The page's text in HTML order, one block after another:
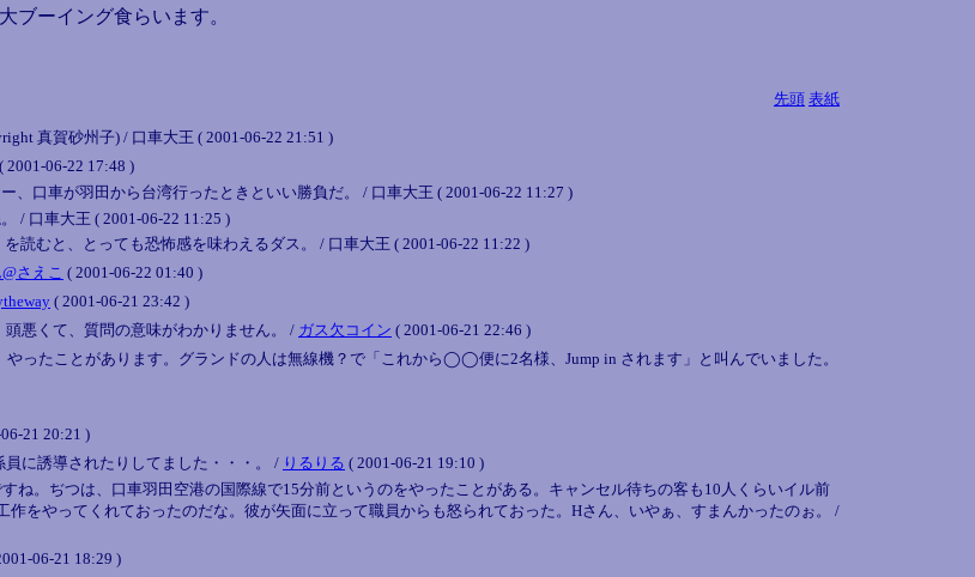
ブーイング食らいます。
先頭 表紙
真賀砂州子) / 口車大王 ( 2001-06-22 21:51 )
06-22 17:48 )
口車が羽田から台湾行ったときといい勝負だ。 / 口車大王 ( 2001-06-22 11:27 )
/ 口車大王 ( 2001-06-22 11:25 )
読むと、とっても恐怖感を味わえるダス。 / 口車大王 ( 2001-06-22 11:22 )
さえこ ( 2001-06-22 01:40 )
( 2001-06-21 23:42 )
悪くて、質問の意味がわかりません。 / ガス欠コイン ( 2001-06-21 22:46 )
ったことがあります。グランドの人は無線機？で「これから◯◯便に2名様、Jump in されます」と叫んでいました。
21 20:21 )
に誘導されたりしてました・・・。 / りるりる ( 2001-06-21 19:10 )
ね。ぢつは、口車羽田空港の国際線で15分前というのをやったことがある。キャンセル待ちの客も10人くらいイル前
をやってくれておったのだな。彼が矢面に立って職員からも怒られておった。Hさん、いやぁ、すまんかったのぉ。 /
06-21 18:29 )